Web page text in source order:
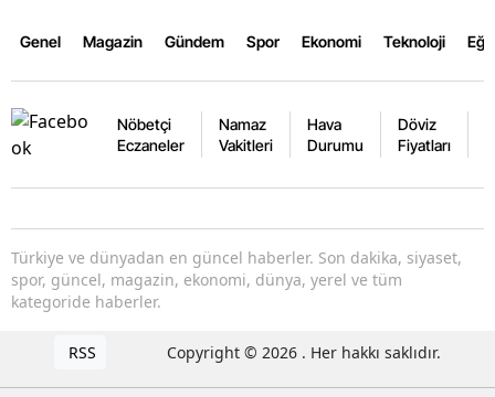
Genel Magazin Gündem Spor Ekonomi Teknoloji
Nöbetçi
Eczaneler
Namaz
Vakitleri
Hava
Durumu
Döviz
Fiyatları
Türkiye ve dünyadan en güncel haberler. Son dakika, siyaset,
spor, güncel, magazin, ekonomi, dünya, yerel ve tüm
kategoride haberler.
RSS Copyright © 2026 . Her hakkı saklıdır.